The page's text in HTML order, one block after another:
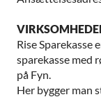
Rise
sparekasse
på Fyn.
Her bygger man